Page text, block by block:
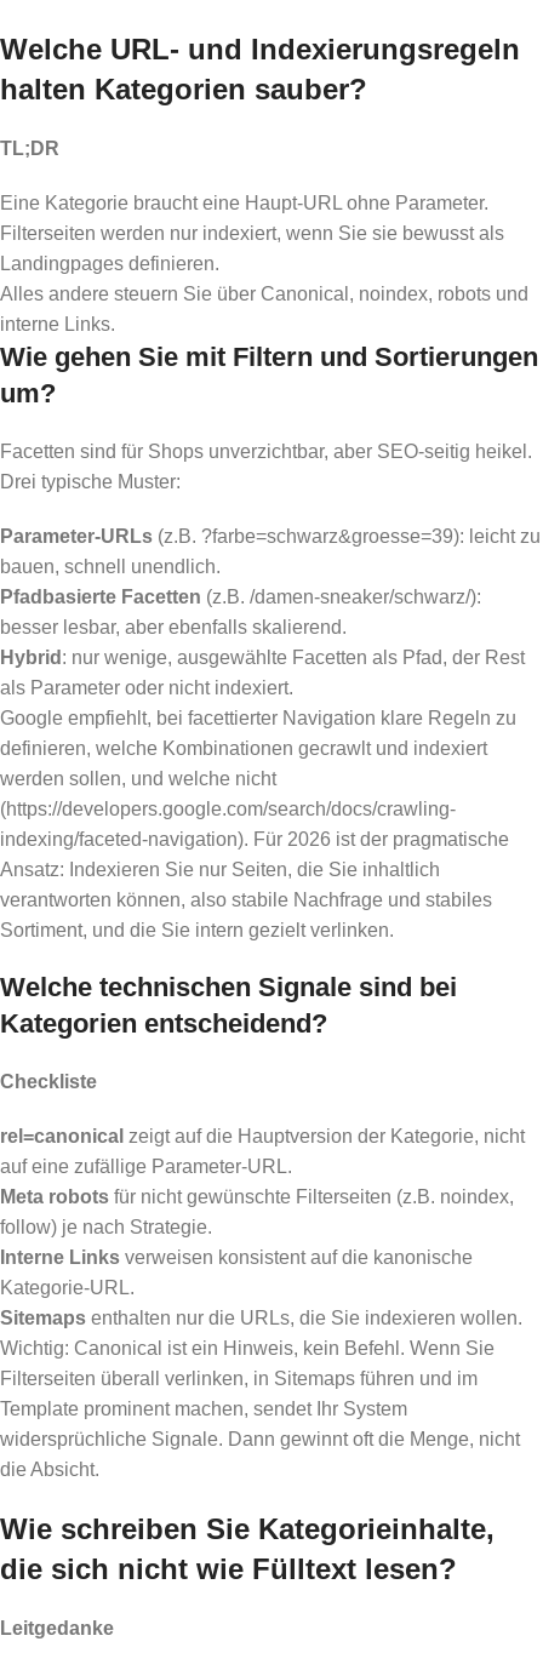
Welche URL- und Indexierungsregeln
halten Kategorien sauber?
TL;DR
Eine Kategorie braucht eine Haupt-URL ohne Parameter.
Filterseiten werden nur indexiert, wenn Sie sie bewusst als
Landingpages definieren.
Alles andere steuern Sie über Canonical, noindex, robots und
interne Links.
Wie gehen Sie mit Filtern und Sortierungen
um?
Facetten sind für Shops unverzichtbar, aber SEO-seitig heikel.
Drei typische Muster:
Parameter-URLs (z.B. ?farbe=schwarz&groesse=39): leicht zu
bauen, schnell unendlich.
Pfadbasierte Facetten (z.B. /damen-sneaker/schwarz/):
besser lesbar, aber ebenfalls skalierend.
Hybrid : nur wenige, ausgewählte Facetten als Pfad, der Rest
als Parameter oder nicht indexiert.
Google empfiehlt, bei facettierter Navigation klare Regeln zu
definieren, welche Kombinationen gecrawlt und indexiert
werden sollen, und welche nicht
(https://developers.google.com/search/docs/crawling-
indexing/faceted-navigation). Für 2026 ist der pragmatische
Ansatz: Indexieren Sie nur Seiten, die Sie inhaltlich
verantworten können, also stabile Nachfrage und stabiles
Sortiment, und die Sie intern gezielt verlinken.
Welche technischen Signale sind bei
Kategorien entscheidend?
Checkliste
rel=canonical zeigt auf die Hauptversion der Kategorie, nicht
auf eine zufällige Parameter-URL.
Meta robots für nicht gewünschte Filterseiten (z.B. noindex,
follow) je nach Strategie.
Interne Links verweisen konsistent auf die kanonische
Kategorie-URL.
Sitemaps enthalten nur die URLs, die Sie indexieren wollen.
Wichtig: Canonical ist ein Hinweis, kein Befehl. Wenn Sie
Filterseiten überall verlinken, in Sitemaps führen und im
Template prominent machen, sendet Ihr System
widersprüchliche Signale. Dann gewinnt oft die Menge, nicht
die Absicht.
Wie schreiben Sie Kategorieinhalte,
die sich nicht wie Fülltext lesen?
Leitgedanke